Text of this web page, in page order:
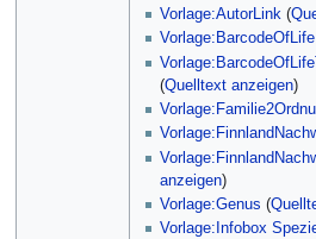
Vorlage:AutorLink (
Vorlage:BarcodeOfLife
(Quelltext anzeigen)
anzeigen)
Vorlage:Genus (
Vorlage:Infobox